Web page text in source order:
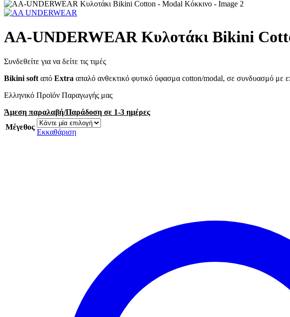
AA-UNDERWEAR Κυλοτάκι Bikini
Συνδεθείτε για να δείτε τις τιμές
Bikini soft από Extra απαλό ανθεκτικό φυτικό ύφασμα cotton/modal, σε συνδυασμό με
Ελληνικό Προϊόν Παραγωγής μας
Άμεση παραλαβή/Παράδοση σε 1-3 ημέρες
Μέγεθος
Εκκαθάριση